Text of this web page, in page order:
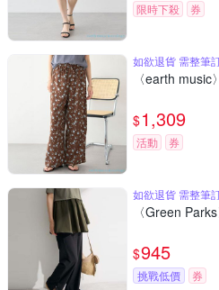
限時下殺 券
如欲退貨 需整筆
〈earth
$1,309
活動 券
如欲退貨 需整筆
〈Green
$945
挑戰低價 券